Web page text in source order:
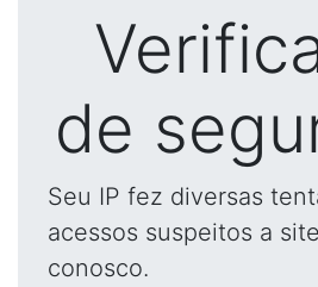
de
Seu IP fez diversas
acessos suspeitos a
conosco.